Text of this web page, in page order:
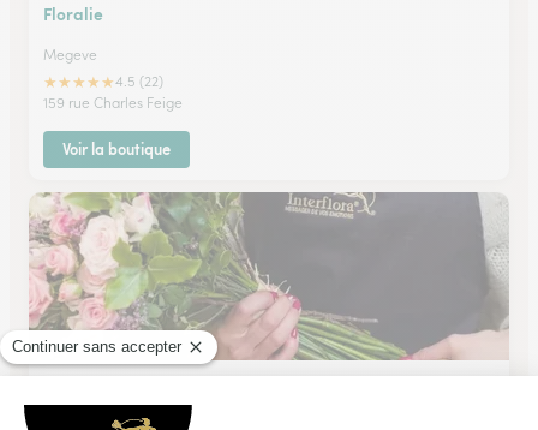
Floralie
Megeve
★★★★★4.5 (22)
159 rue Charles Feige
Voir la boutique
Fleurs en Abondance